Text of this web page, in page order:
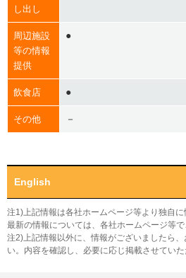
し出し
周辺施設
等の情報
提供
●
飲食店 ●
その他 －
English
注1)上記情報は各社ホームページ等より独自に
最新の情報については、各社ホームページ等で
注2)上記情報以外に、情報がございましたら
い。内容を確認し、必要に応じ掲載させていた